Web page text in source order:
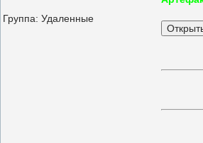
Группа: Удаленные